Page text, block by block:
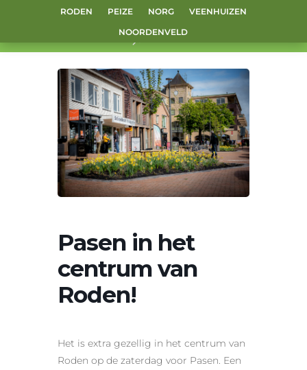
RODEN PEIZE NORG
VEENHUIZEN
NOORDENVELD
Pasen in het
centrum van
Roden!
Het is extra gezellig in het centrum van
Roden op de zaterdag voor Pasen. Een